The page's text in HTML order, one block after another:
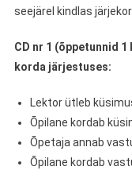
seejärel kindlas
CD nr 1 (õppetunnid
korda järjestuses:
Lektor ütleb
Õpilane kordab
Õpetaja annab
Õpilane kordab